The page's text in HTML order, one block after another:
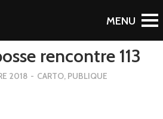
rencontre 113
2018 - CARTO, PUBLIQUE